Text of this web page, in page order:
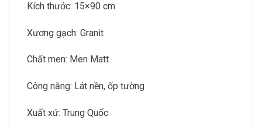
Kích thước: 15×90 cm
Xương gạch: Granit
Chất men: Men Matt
Công năng: Lát nền, ốp tường
Xuất xứ: Trung Quốc